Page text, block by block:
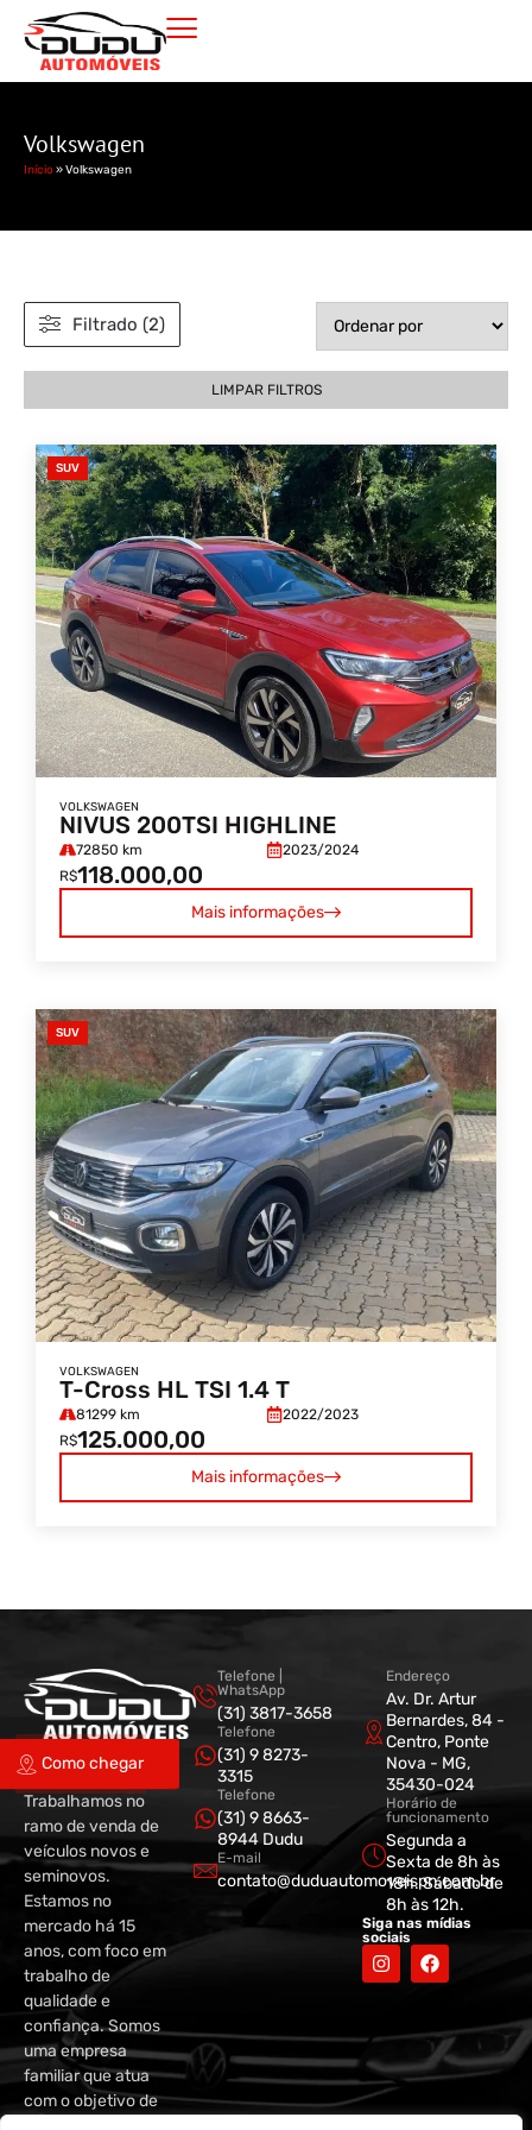
Volkswagen
Início»Volkswagen
Filtrado (2)
LIMPAR FILTROS
SUV
VOLKSWAGEN
NIVUS 200TSI HIGHLINE
72850 km 2023/2024
R$118.000,00
Mais informações
SUV
VOLKSWAGEN
T-Cross HL TSI 1.4 T
81299 km 2022/2023
R$125.000,00
Mais informações
Como chegar
Trabalhamos no
ramo de venda de
veículos novos e
seminovos.
Estamos no
mercado há 15
anos, com foco em
trabalho de
qualidade e
confiança. Somos
uma empresa
familiar que atua
com o objetivo de
Telefone |
WhatsApp
(31) 3817-3658
Telefone
(31) 9 8273-
3315
Telefone
(31) 9 8663-
8944 Dudu
E-mail
contato@duduautomoveispn.com.br
Endereço
Av. Dr. Artur
Bernardes, 84 -
Centro, Ponte
Nova - MG,
35430-024
Horário de
funcionamento
Segunda a
Sexta de 8h às
18h. Sábado de
8h às 12h.
Siga nas mídias
sociais